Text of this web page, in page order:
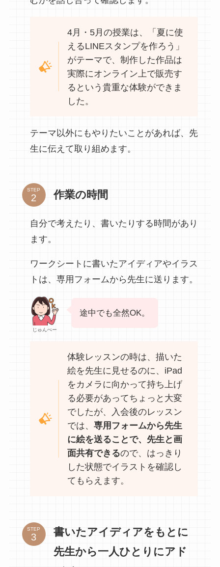
4月・5月の授業は、「夏に使
えるLINEスタンプを作ろう」
がテーマで、制作した作品は
実際にオンライン上で販売す
るという貴重な体験ができま
した。
テーマ以外にもやりたいことがあれば、先
生に伝えて取り組めます。
STEP 作業の時間
自分で考えたり、書いたりする時間があり
ます。
ワークシートに書いたアイディアやイラス
トは、専用フォームから先生に送ります。
じゅんぺー
途中でも全然OK。
体験レッスンの時は、描いた
絵を先生に見せるのに、iPad
をカメラに向かって持ち上げ
る必要があってちょっと大変
でしたが、入会後のレッスン
では、 専用フォームから先生
に絵を送ることで、先生と画
面共有できるので、はっきり
した状態でイラストを確認し
てもらえます。
STEP
書いたアイディアをもとに
先生から一人ひとりにアド